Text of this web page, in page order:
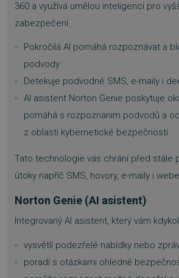
360 a využívá umělou inteligenci pro
zabezpečení.
Pokročilá AI pomáhá rozpoznávat a
podvody
Detekuje podvodné SMS, e-maily i
AI asistent Norton Genie poskytuje
pomáhá s rozpoznáním podvodů a
z oblasti kybernetické bezpečnosti
Tato technologie vás chrání před stále
útoky napříč SMS, hovory, e-maily i
Norton Genie (AI asistent)
Integrovaný AI asistent, který vám
vysvětlí podezřelé nabídky nebo
poradí s otázkami ohledně